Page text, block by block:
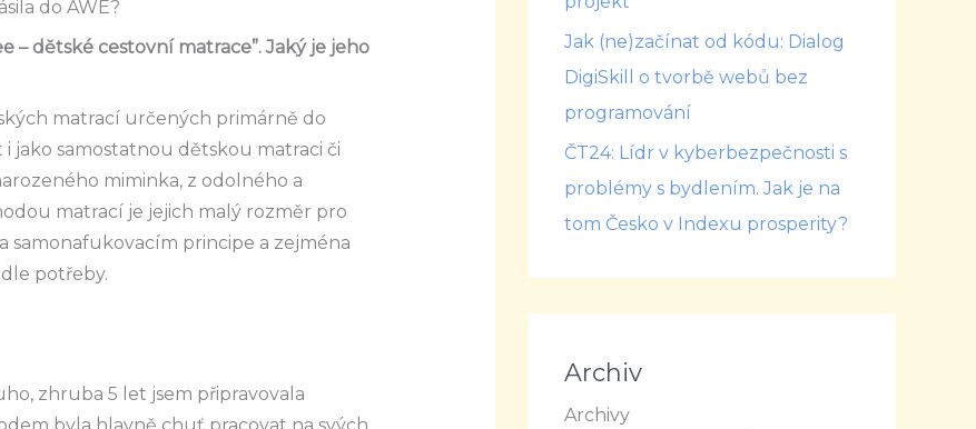
do AWE?
– dětské cestovní matrace”. Jaký je jeho
matrací určených primárně do
jako samostatnou dětskou matraci či
miminka, z odolného a
matrací je jejich malý rozměr pro
samonafukovacím principe a zejména
potřeby.
zhruba 5 let jsem připravovala
Jak (ne)začínat od kódu: Dialog
DigiSkill o tvorbě webů bez
programování
ČT24: Lídr v kyberbezpečnosti s
problémy s bydlením. Jak je na
tom Česko v Indexu prosperity?
Archiv
Archivy